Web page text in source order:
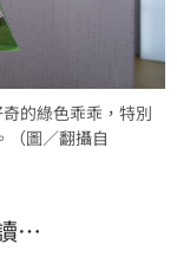
的綠色乖乖，特別
（圖／翻攝自
…